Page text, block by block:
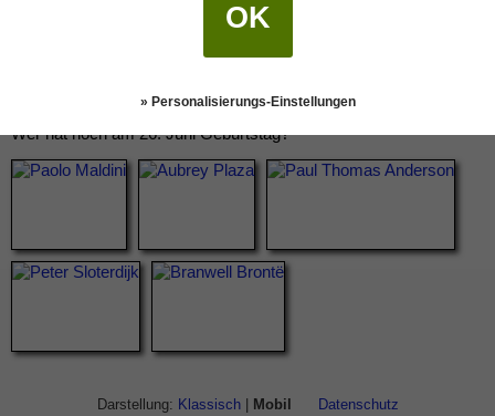
Wer hat noch am 26. Juni Geburtstag?
Darstellung: Klassisch| Mobil Datenschutz
OK
» Personalisierungs-Einstellungen